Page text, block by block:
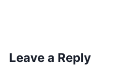
Leave a Reply